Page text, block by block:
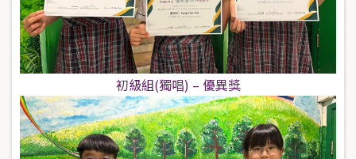
初級組(獨唱) – 優異獎